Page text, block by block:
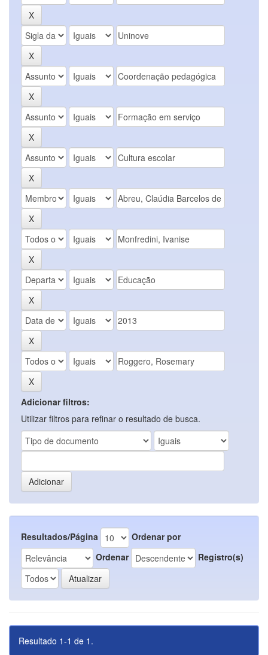
Adicionar filtros:
Utilizar filtros para refinar o resultado de busca.
Resultados/Página
Ordenar por
Ordenar
Registro(s)
Resultado 1-1 de 1.